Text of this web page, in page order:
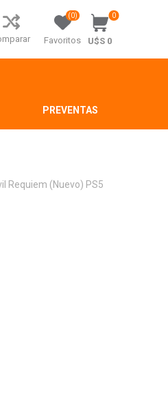
Favoritos
(0) 0
U$S 0
PREVENTAS
Requiem (Nuevo) PS5